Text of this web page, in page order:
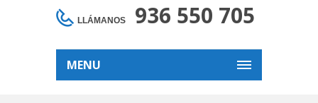
LLÁMANOS 936 550 705
MENU